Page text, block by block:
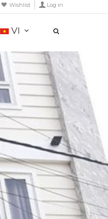
Wishlist Log in
VI